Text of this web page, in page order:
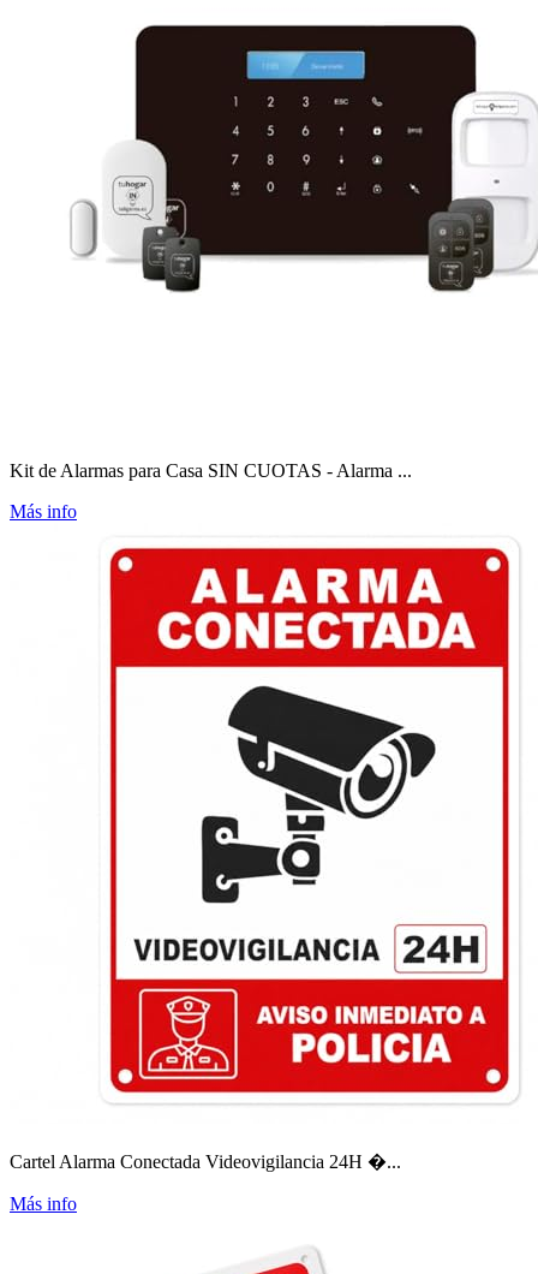
Kit de Alarmas para Casa SIN CUOTAS - Alarma ...
Más info
Cartel Alarma Conectada Videovigilancia 24H �...
Más info